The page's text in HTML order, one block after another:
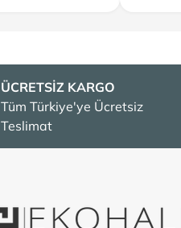
ÜCRETSİZ KARGO
Tüm Türkiye'ye Ücretsiz
Teslimat